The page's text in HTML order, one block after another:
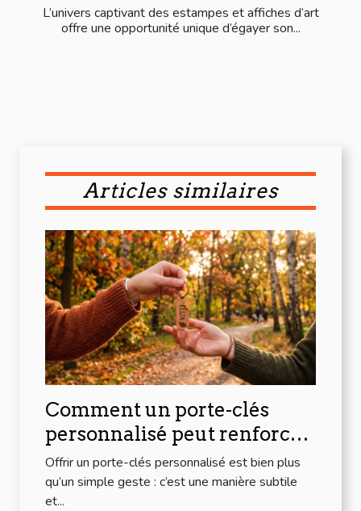
L’univers captivant des estampes et affiches d’art
offre une opportunité unique d’égayer son...
Articles similaires
Comment un porte-clés
personnalisé peut renforcer
les liens d'amitié ?
Offrir un porte-clés personnalisé est bien plus
qu’un simple geste : c’est une manière subtile
et...